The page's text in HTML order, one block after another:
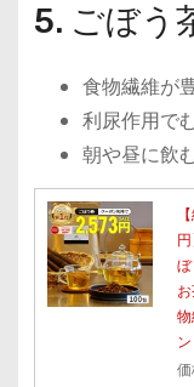
5. ごぼう
食物繊維が
利尿作用で
朝や昼に飲